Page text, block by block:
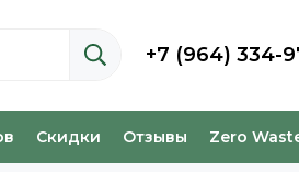
+7 (964) 334-
Скидки Отзывы Zero